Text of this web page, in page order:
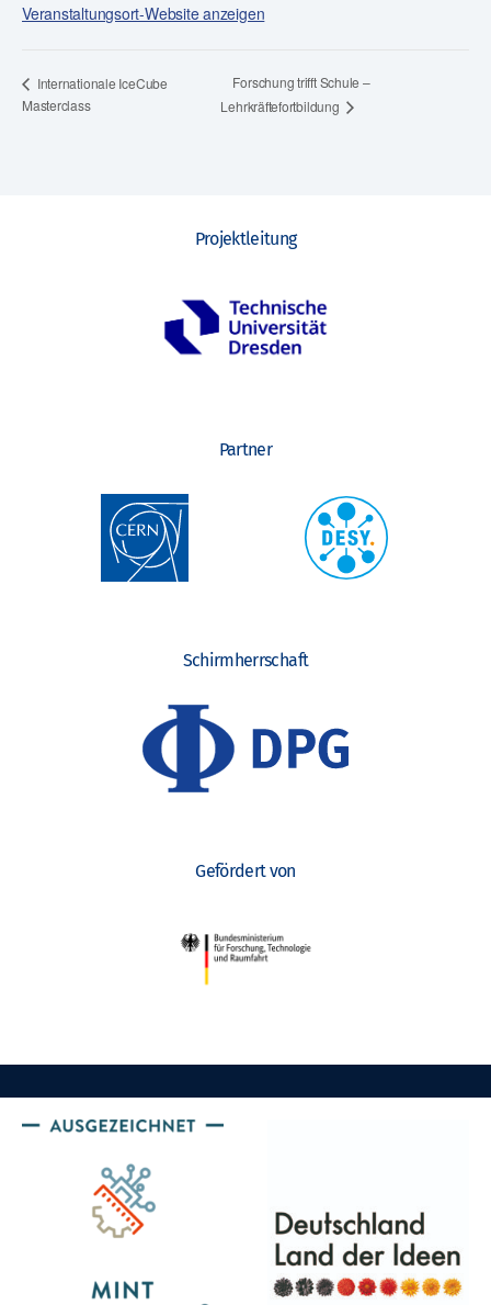
Veranstaltungsort-Website anzeigen
Internationale IceCube
Masterclass
Forschung trifft Schule –
Lehrkräftefortbildung
Projektleitung
Partner
Schirmherrschaft
Gefördert von